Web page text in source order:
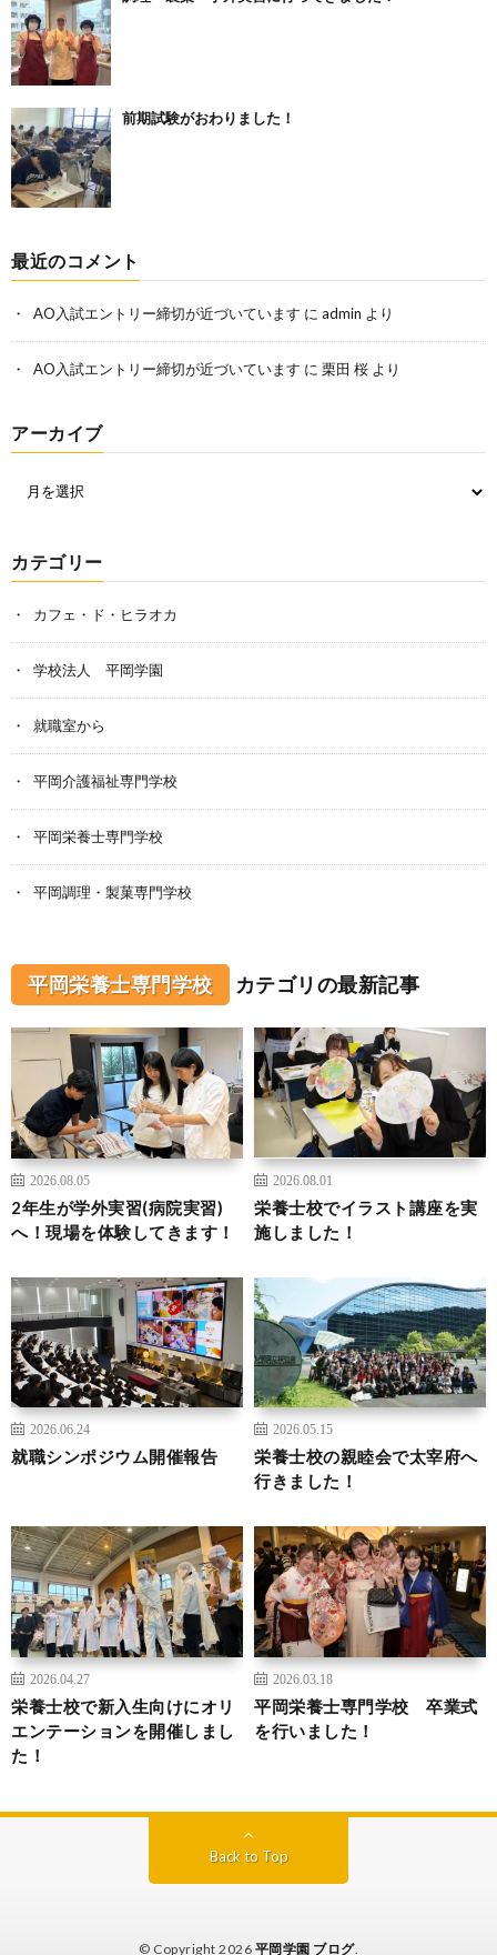
前期試験がおわりました！
最近のコメント
AO入試エントリー締切が近づいています に admin より
AO入試エントリー締切が近づいています に 栗田 桜 より
アーカイブ
カテゴリー
カフェ・ド・ヒラオカ
学校法人 平岡学園
就職室から
平岡介護福祉専門学校
平岡栄養士専門学校
平岡調理・製菓専門学校
平岡栄養士専門学校 カテゴリの最新記事
2026.08.05
2年生が学外実習(病院実習)
へ！現場を体験してきます！
2026.08.01
栄養士校でイラスト講座を実
施しました！
2026.06.24
就職シンポジウム開催報告
2026.05.15
栄養士校の親睦会で太宰府へ
行きました！
2026.04.27
栄養士校で新入生向けにオリ
エンテーションを開催しまし
た！
2026.03.18
平岡栄養士専門学校 卒業式
を行いました！
Back to Top
© Copyright 2026 平岡学園 ブログ.